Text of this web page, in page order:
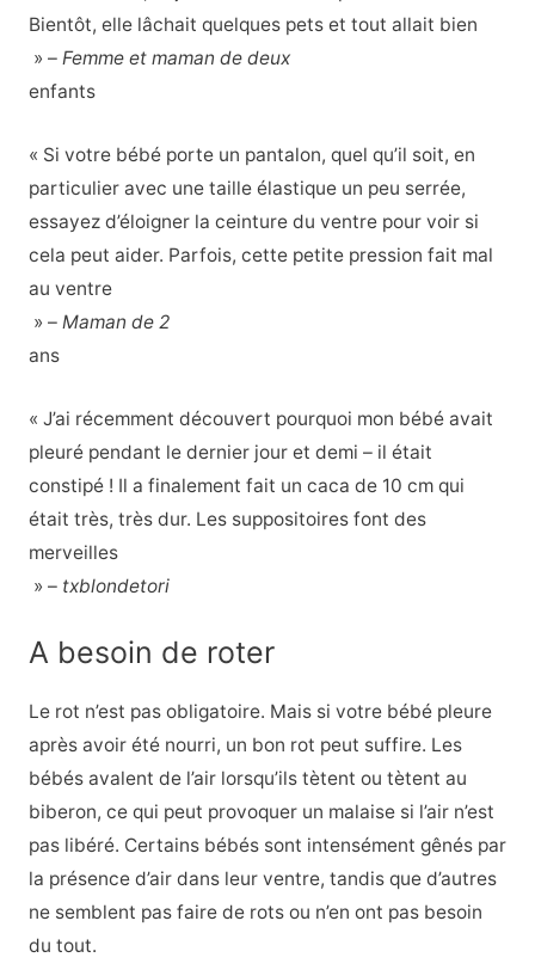
Bientôt, elle lâchait quelques pets et tout allait bien
» – Femme et maman de deux
enfants
« Si votre bébé porte un pantalon, quel qu’il soit, en
particulier avec une taille élastique un peu serrée,
essayez d’éloigner la ceinture du ventre pour voir si
cela peut aider. Parfois, cette petite pression fait mal
au ventre
» – Maman de 2
ans
« J’ai récemment découvert pourquoi mon bébé avait
pleuré pendant le dernier jour et demi – il était
constipé ! Il a finalement fait un caca de 10 cm qui
était très, très dur. Les suppositoires font des
merveilles
» – txblondetori
A besoin de roter
Le rot n’est pas obligatoire. Mais si votre bébé pleure
après avoir été nourri, un bon rot peut suffire. Les
bébés avalent de l’air lorsqu’ils tètent ou tètent au
biberon, ce qui peut provoquer un malaise si l’air n’est
pas libéré. Certains bébés sont intensément gênés par
la présence d’air dans leur ventre, tandis que d’autres
ne semblent pas faire de rots ou n’en ont pas besoin
du tout.